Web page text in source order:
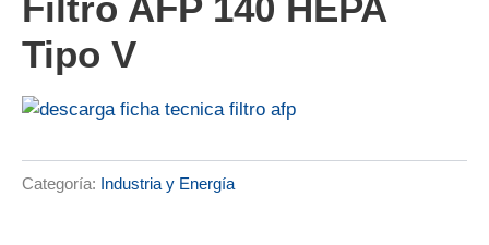
Tipo V
Categoría: Industria y Energía